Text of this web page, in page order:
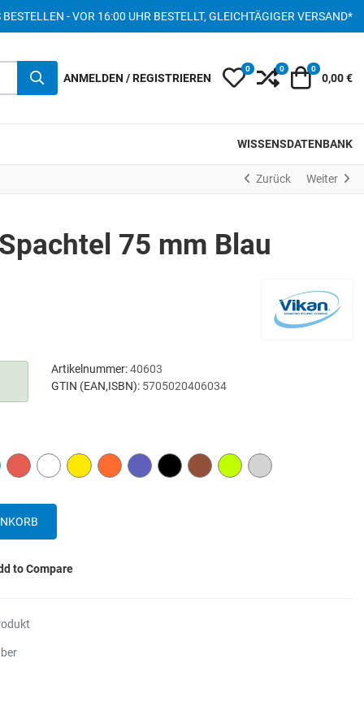
- VOR 16:00 UHR BESTELLT, GLEICHTÄGIGER VERSAND*
ANMELDEN / REGISTRIEREN My Wishlist
0 Compare
0 0
0,00 €
WISSENSDATENBANK
Zurück Weiter
75 mm Blau
Artikelnummer:40603
GTIN (EAN,ISBN): 5705020406034
RED WHITE YELLOW ORANGE PURPLE BLACK BROWN LIME GREY
to Compare